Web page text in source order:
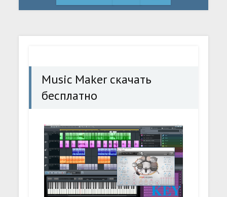
Music Maker скачать
бесплатно